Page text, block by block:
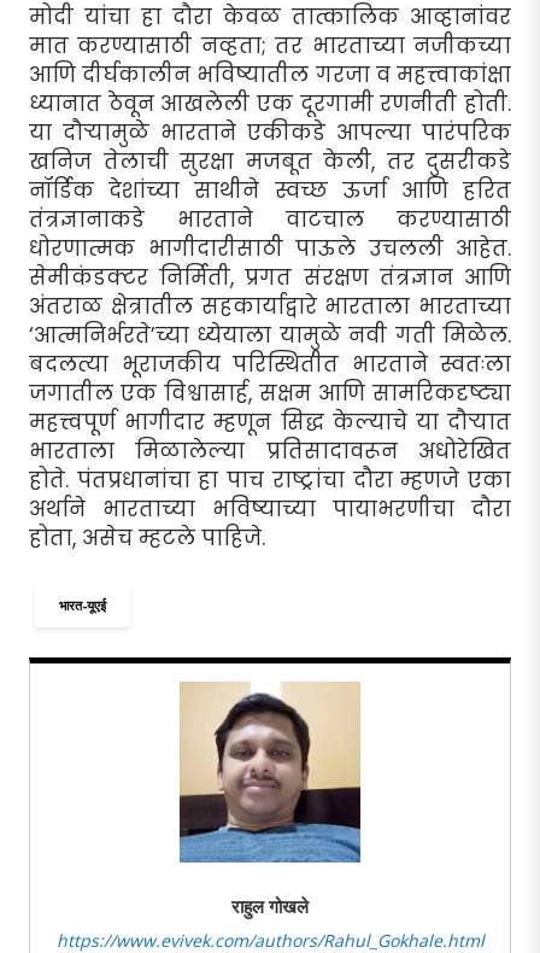
मोदी यांचा हा दौरा केवळ तात्कालिक आव्हानांवर
मात करण्यासाठी नव्हता; तर भारताच्या नजीकच्या
आणि दीर्घकालीन भविष्यातील गरजा व महत्त्वाकांक्षा
ध्यानात ठेवून आखलेली एक दूरगामी रणनीती होती.
या दौर्‍यामुळे भारताने एकीकडे आपल्या पारंपरिक
खनिज तेलाची सुरक्षा मजबूत केली, तर दुसरीकडे
नॉर्डिक देशांच्या साथीने स्वच्छ ऊर्जा आणि हरित
तंत्रज्ञानाकडे भारताने वाटचाल करण्यासाठी
धोरणात्मक भागीदारीसाठी पाऊले उचलली आहेत.
सेमीकंडक्टर निर्मिती, प्रगत संरक्षण तंत्रज्ञान आणि
अंतराळ क्षेत्रातील सहकार्याद्वारे भारताला भारताच्या
‘आत्मनिर्भरते’च्या ध्येयाला यामुळे नवी गती मिळेल.
बदलत्या भूराजकीय परिस्थितीत भारताने स्वतःला
जगातील एक विश्वासार्ह, सक्षम आणि सामरिकदृष्ट्या
महत्त्वपूर्ण भागीदार म्हणून सिद्ध केल्याचे या दौर्‍यात
भारताला मिळालेल्या प्रतिसादावरून अधोरेखित
होते. पंतप्रधानांचा हा पाच राष्ट्रांचा दौरा म्हणजे एका
अर्थाने भारताच्या भविष्याच्या पायाभरणीचा दौरा
होता, असेच म्हटले पाहिजे.
भारत-यूएई
राहुल गोखले
https://www.evivek.com/authors/Rahul_Gokhale.html